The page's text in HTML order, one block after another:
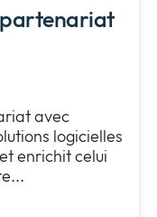
partenariat
avec
logicielles
enrichit celui